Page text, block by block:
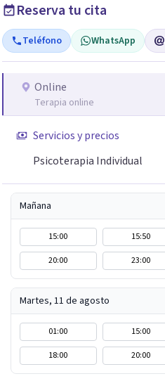
Reserva tu cita
Teléfono WhatsApp
Online
Terapia online
Servicios y precios
Psicoterapia Individual
Mañana
15:00 15:50
20:00
23:00
Martes, 11 de agosto
01:00 15:00
18:00
20:00